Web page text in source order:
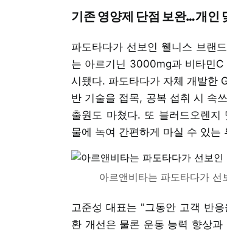
기존 영양제 단점 보완…개인
파도타다가 선보인 웰니스 브랜
는 아르기닌 3000mg과 비타민
시됐다. 파도타다가 자체 개발한
반 기술을 접목, 공복 섭취 시 속
출원도 마쳤다. 또 블러드오렌
물에 녹여 간편하게 마실 수 있는
아르앤비타는 파도타다가
고준성 대표는 "그동안 고객 반
환 개선은 물론 운동 능력 향상